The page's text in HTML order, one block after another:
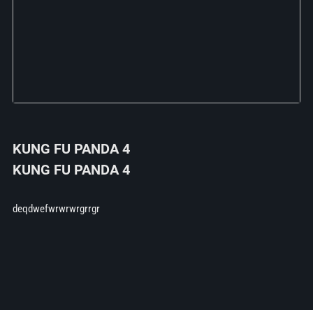
KUNG FU PANDA 4
KUNG FU PANDA 4
deqdwefwrwrwrgrrgr